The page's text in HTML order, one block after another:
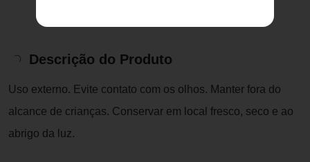
Descrição do Produto
Uso externo. Evite contato com os olhos. Manter fora do
alcance de crianças. Conservar em local fresco, seco e ao
abrigo da luz.